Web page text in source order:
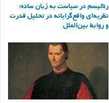
رئالیسم در سیاست به زبان ساده؛
نظریه‌ای واقع‌گرایانه در تحلیل قدرت
و روابط بین‌الملل